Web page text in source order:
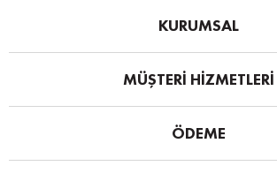
KURUMSAL
MÜŞTERİ HİZMETLERİ
ÖDEME